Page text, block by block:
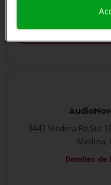
Solicitar
3443 Medina Rd,Ste
Medina,
Detalles de